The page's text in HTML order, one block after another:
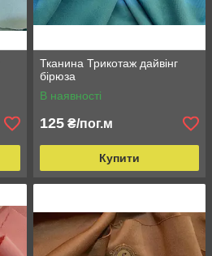
Тканина Трикотаж дайвінг
бірюза
В наявності
125 ₴/пог.м
Купити